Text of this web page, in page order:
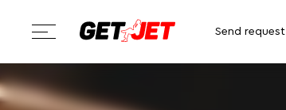
Send request